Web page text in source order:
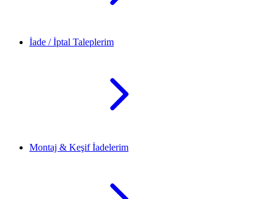
İade / İptal Taleplerim
Montaj & Keşif İadelerim